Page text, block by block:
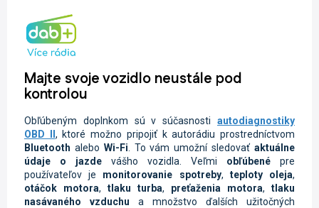
Majte svoje vozidlo neustále pod
kontrolou
Obľúbeným doplnkom sú v súčasnosti autodiagnostiky
OBD II , ktoré možno pripojiť k autorádiu prostredníctvom
Bluetooth alebo Wi-Fi . To vám umožní sledovaťaktuálne
údaje o jazde vášho vozidla. Veľmi obľúbené pre
používateľov je monitorovanie spotreby, teploty oleja,
otáčok motora, tlaku turba, preťaženia motora, tlaku
nasávaného vzduchu a množstvo ďalších užitočných